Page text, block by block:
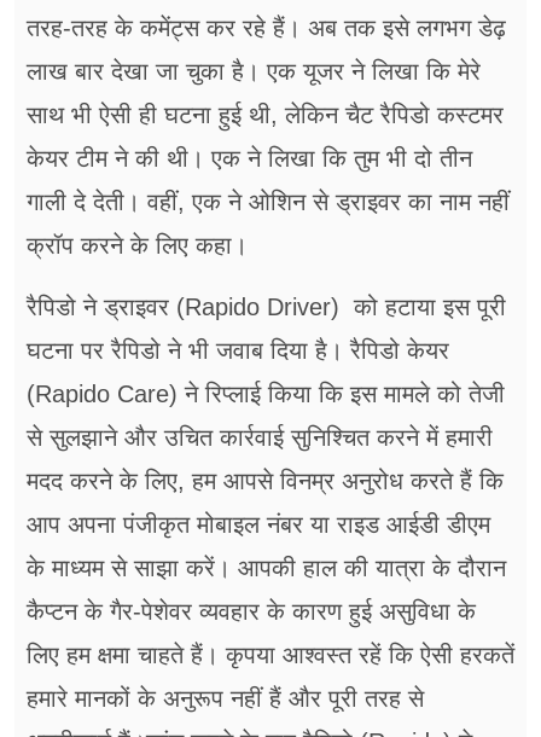
तरह-तरह के कमेंट्स कर रहे हैं। अब तक इसे लगभग डेढ़
लाख बार देखा जा चुका है। एक यूजर ने लिखा कि मेरे
साथ भी ऐसी ही घटना हुई थी, लेकिन चैट रैपिडो कस्टमर
केयर टीम ने की थी। एक ने लिखा कि तुम भी दो तीन
गाली दे देती। वहीं, एक ने ओशिन से ड्राइवर का नाम नहीं
क्रॉप करने के लिए कहा।
रैपिडो ने ड्राइवर (Rapido Driver) को हटाया इस पूरी
घटना पर रैपिडो ने भी जवाब दिया है। रैपिडो केयर
(Rapido Care) ने रिप्लाई किया कि इस मामले को तेजी
से सुलझाने और उचित कार्रवाई सुनिश्चित करने में हमारी
मदद करने के लिए, हम आपसे विनम्र अनुरोध करते हैं कि
आप अपना पंजीकृत मोबाइल नंबर या राइड आईडी डीएम
के माध्यम से साझा करें। आपकी हाल की यात्रा के दौरान
कैप्टन के गैर-पेशेवर व्यवहार के कारण हुई असुविधा के
लिए हम क्षमा चाहते हैं। कृपया आश्वस्त रहें कि ऐसी हरकतें
हमारे मानकों के अनुरूप नहीं हैं और पूरी तरह से